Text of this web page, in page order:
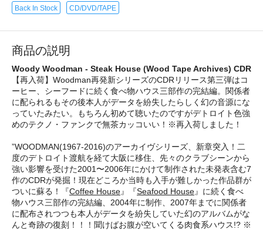
Back In Stock CD/DVD/TAPE
商品の説明
Woody Woodman - Steak House (Wood Tape Archives) CDR
【再入荷】Woodman再発新シリーズのCDRリリース第三弾はコ
ーヒー、シーフードに続く食べ物ハウス三部作の完結編。関係者
に配られるもその後本人がデータを紛失したらしく幻の音源にな
っていたみたい。もちろん初めて聴いたのですがデトロイト色強
めのテクノ・ファンクで無茶カッコいい！※再入荷しました！
”WOODMAN(1967-2016)のアーカイヴシリーズ、新章突入！二
度のデトロイト渡航を経て大阪に移住、先々のクラブシーンから
強い影響を受けた2001〜2006年にかけて制作された未発表含む7
作のCDRが発掘！現在どころか当時も入手が難しかった作品群が
ついに蘇る！『Coffee House』『Seafood House』に続く食べ
物ハウス三部作の完結編、2004年に制作、2007年までに関係者
に配布されつつも本人がデータを紛失していた幻のアルバムがな
んと奇跡の復刻！！！聞けばお腹が空いてくる肉食系ハウス!? ※